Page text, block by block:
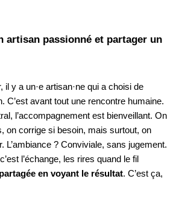
artisan passionné et partager un
il y a un·e artisan·ne qui a choisi de
C’est avant tout une rencontre humaine.
l’accompagnement est bienveillant. On
on corrige si besoin, mais surtout, on
L’ambiance ? Conviviale, sans jugement.
l’échange, les rires quand le fil
en voyant le résultat. C’est ça,